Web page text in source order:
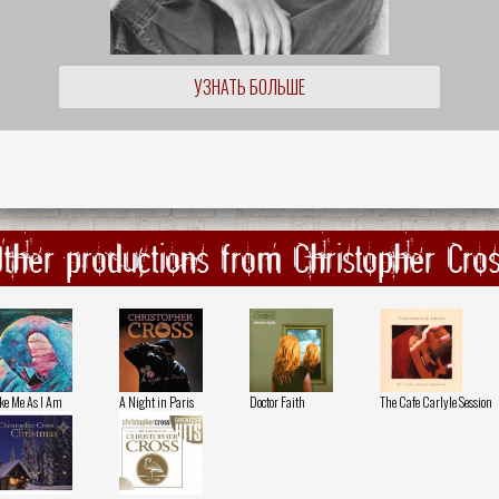
УЗНАТЬ БОЛЬШЕ
productions from Christopher
Me As I Am A Night in Paris Doctor Faith The Cafe Carlyle Session